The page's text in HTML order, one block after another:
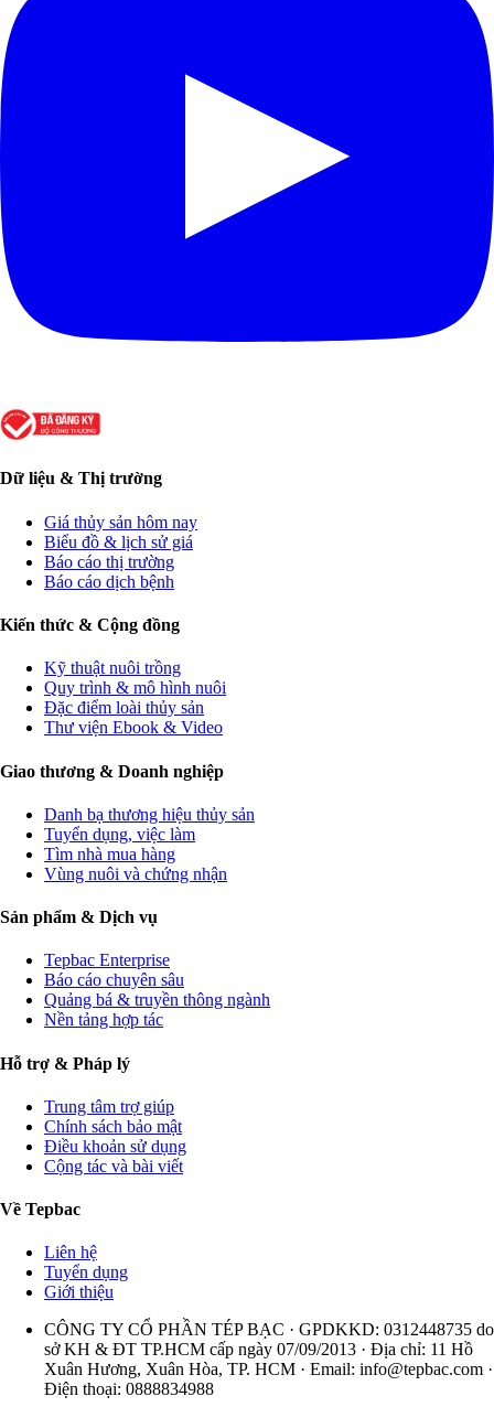
Dữ liệu & Thị trường
Giá thủy sản hôm nay
Biểu đồ & lịch sử giá
Báo cáo thị trường
Báo cáo dịch bệnh
Kiến thức & Cộng đồng
Kỹ thuật nuôi trồng
Quy trình & mô hình nuôi
Đặc điểm loài thủy sản
Thư viện Ebook & Video
Giao thương & Doanh nghiệp
Danh bạ thương hiệu thủy sản
Tuyển dụng, việc làm
Tìm nhà mua hàng
Vùng nuôi và chứng nhận
Sản phẩm & Dịch vụ
Tepbac Enterprise
Báo cáo chuyên sâu
Quảng bá & truyền thông ngành
Nền tảng hợp tác
Hỗ trợ & Pháp lý
Trung tâm trợ giúp
Chính sách bảo mật
Điều khoản sử dụng
Cộng tác và bài viết
Về Tepbac
Liên hệ
Tuyển dụng
Giới thiệu
CÔNG TY CỔ PHẦN TÉP BẠC · GPDKKD: 0312448735 do
sở KH & ĐT TP.HCM cấp ngày 07/09/2013 · Địa chỉ: 11 Hồ
Xuân Hương, Xuân Hòa, TP. HCM · Email: info@tepbac.com ·
Điện thoại: 0888834988